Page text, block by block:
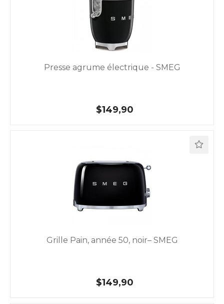
Presse agrume électrique - SMEG
$149,90
Grille Pain, année 50, noir– SMEG
$149,90